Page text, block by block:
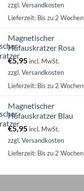
zzgl. Versandkosten
Lieferzeit: Bis zu 2 Wochen
Magnetischer
Hufauskratzer Rosa
€5,95 incl. MwSt.
zzgl. Versandkosten
Lieferzeit: Bis zu 2 Wochen
Magnetischer
Hufauskratzer Blau
€5,95 incl. MwSt.
zzgl. Versandkosten
Lieferzeit: Bis zu 2 Wochen